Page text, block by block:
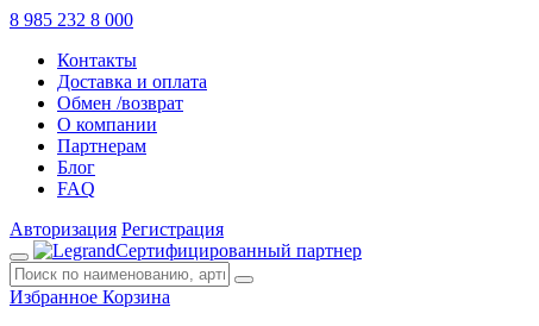
8 985 232 8 000
Контакты
Доставка и оплата
Обмен /возврат
О компании
Партнерам
Блог
FAQ
Авторизация Регистрация
Сертифицированный партнер
Избранное Корзина